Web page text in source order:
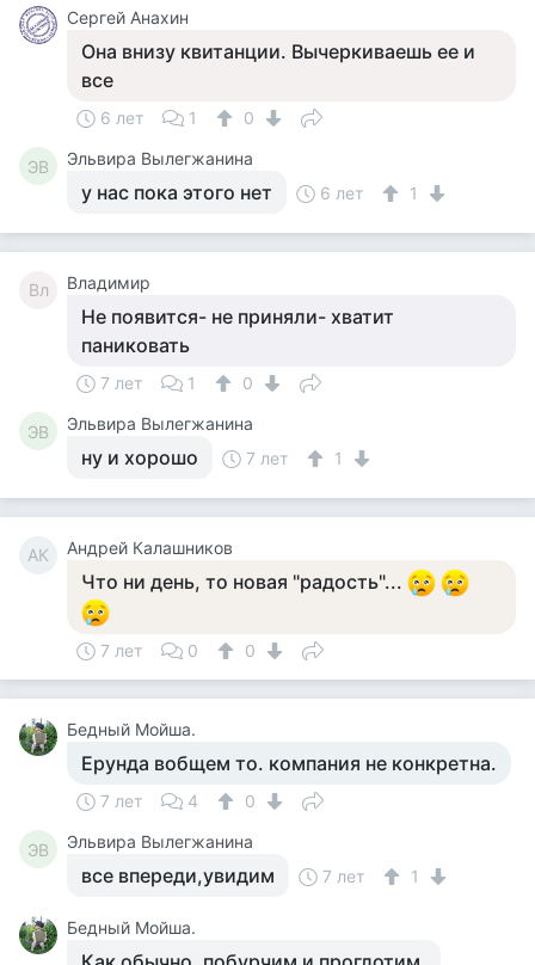
Сергей Анахин
Она внизу квитанции. Вычеркиваешь ее и
все
6 лет 1 0
ЭВ Эльвира Вылегжанина
у нас пока этого нет 6 лет 1
Вл Владимир
Не появится- не приняли- хватит
паниковать
7 лет 1 0
ЭВ Эльвира Вылегжанина
ну и хорошо 7 лет 1
АК Андрей Калашников
Что ни день, то новая "радость"...
7 лет 0 0
Бедный Мойша.
Ерунда вобщем то. компания не конкретна.
7 лет 4 0
ЭВ Эльвира Вылегжанина
все впереди,увидим 7 лет 1
Бедный Мойша.